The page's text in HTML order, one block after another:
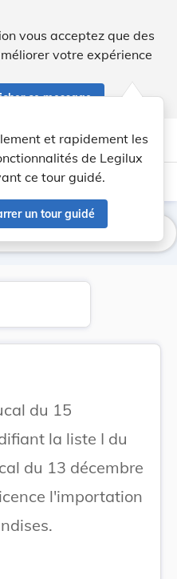
vous acceptez que des
votre expérience
ce message
help Aide
et rapidement les
de Legilux
ce tour guidé.
un tour guidé
light_mode dark_mode
du 15
la liste I du
du 13 décembre
l'importation